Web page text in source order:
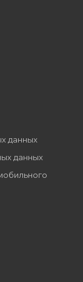
данных
данных